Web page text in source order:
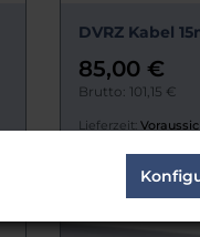
DVRZ Kabel
85,00 €
Brutto: 101,15 €
Lieferzeit: